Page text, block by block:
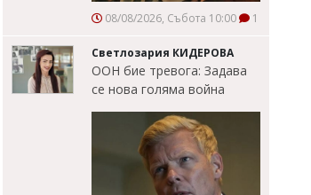
08/08/2026, Събота 10:00 1
Светлозария КИДЕРОВА
ООН бие тревога: Задава
се нова голяма война